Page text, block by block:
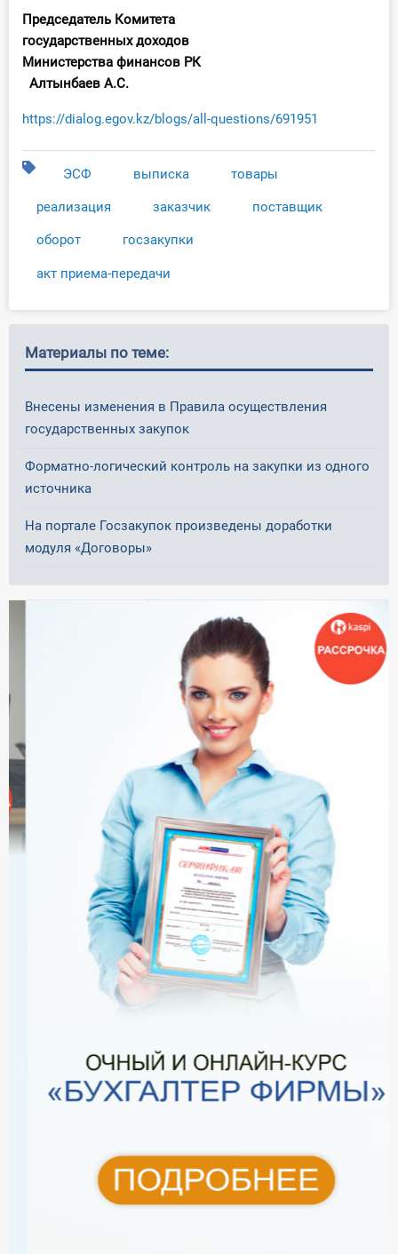
Председатель Комитета
государственных доходов
Министерства финансов РК
Алтынбаев А.С.
https://dialog.egov.kz/blogs/all-questions/691951
ЭСФ выписка товары
реализация заказчик поставщик
оборот госзакупки
акт приема-передачи
Материалы по теме:
Внесены изменения в Правила осуществления
государственных закупок
Форматно-логический контроль на закупки из одного
источника
На портале Госзакупок произведены доработки
модуля «Договоры»